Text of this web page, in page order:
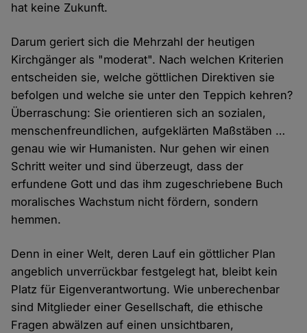
hat keine Zukunft.
Darum geriert sich die Mehrzahl der heutigen
Kirchgänger als "moderat". Nach welchen Kriterien
entscheiden sie, welche göttlichen Direktiven sie
befolgen und welche sie unter den Teppich kehren?
Überraschung: Sie orientieren sich an sozialen,
menschenfreundlichen, aufgeklärten Maßstäben …
genau wie wir Humanisten. Nur gehen wir einen
Schritt weiter und sind überzeugt, dass der
erfundene Gott und das ihm zugeschriebene Buch
moralisches Wachstum nicht fördern, sondern
hemmen.
Denn in einer Welt, deren Lauf ein göttlicher Plan
angeblich unverrückbar festgelegt hat, bleibt kein
Platz für Eigenverantwortung. Wie unberechenbar
sind Mitglieder einer Gesellschaft, die ethische
Fragen abwälzen auf einen unsichtbaren,